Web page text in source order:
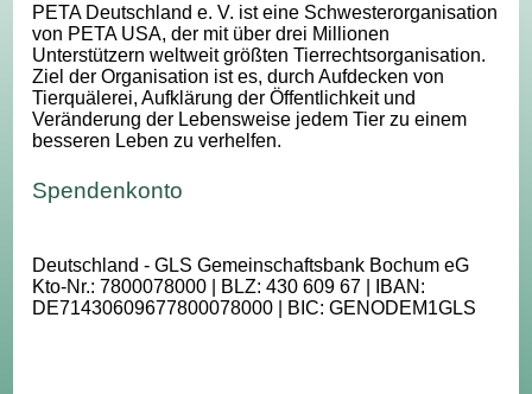
PETA Deutschland e. V. ist eine Schwesterorganisation
von PETA USA, der mit über drei Millionen
Unterstützern weltweit größten Tierrechtsorganisation.
Ziel der Organisation ist es, durch Aufdecken von
Tierquälerei, Aufklärung der Öffentlichkeit und
Veränderung der Lebensweise jedem Tier zu einem
besseren Leben zu verhelfen.
Spendenkonto
Deutschland - GLS Gemeinschaftsbank Bochum eG
Kto-Nr.: 7800078000 | BLZ: 430 609 67 | IBAN:
DE71430609677800078000 | BIC: GENODEM1GLS